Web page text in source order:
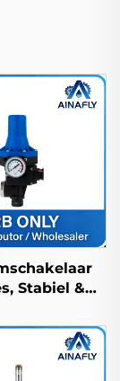
Stabiel &